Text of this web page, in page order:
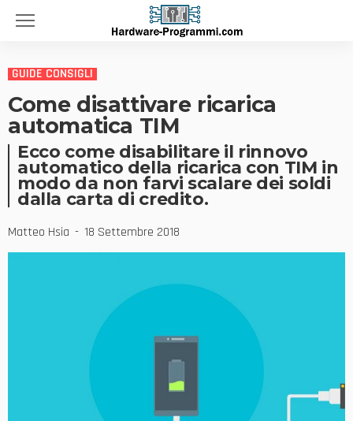
GUIDE CONSIGLI
Come disattivare ricarica
automatica TIM
Ecco come disabilitare il rinnovo
automatico della ricarica con TIM in
modo da non farvi scalare dei soldi
dalla carta di credito.
Matteo Hsia 18 Settembre 2018